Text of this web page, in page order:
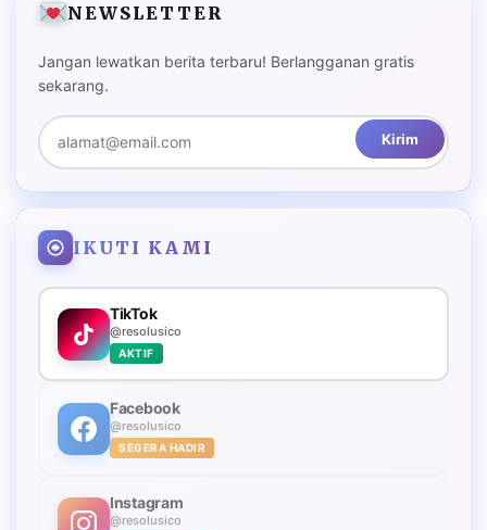
NEWSLETTER
Jangan lewatkan berita terbaru! Berlangganan gratis
sekarang.
Kirim
IKUTI KAMI
TikTok
@resolusico
AKTIF
Facebook
@resolusico
SEGERA HADIR
Instagram
@resolusico